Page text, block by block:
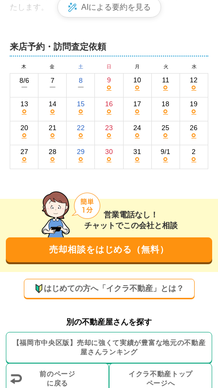
営業電話なし！
チャットでこの会社と相談
売却相談をはじめる（無料）
はじめての方へ「イクラ不動産」とは？
別の不動産屋さんを探す
【福岡市中央区版】 売却に強くて実績が豊富な地元の不動産
屋さんランキング
前のページ
に戻る
イクラ不動産トップ
ページへ
来店予約・訪問査定依頼
木 金 土 日 月 火 水
8/6
ー
7
ー
8
ー
9
○
10
○
11
○
12
○
13
○
14
○
15
○
16
○
17
○
18
○
19
○
20
○
21
○
22
○
23
○
24
○
25
○
26
○
27
○
28
○
29
○
30
○
31
○
9/1
○
2
○
たします。
気ですので、お気軽にお問い合わせください。親身な対
応をお約束いたします。
株式会社ライズグループ　集客方法と売却活動
の強み
弊社では、多様な媒体を駆使して売却活動を展開してい
ます。物件情報は、一般の不動産ポータルサイトのat ho
meに掲載するほか、Facebook、Twitter、YouTubeなど
のSNSも活用し、幅広い購入層へアプローチしていま
す。
ン経営成功のポイントなど、詳細な解説を加えること
で、購入検討者の関心を高める工夫をしています。
さらに、お取引いただいた方々から新規のご紹介をいた
だける信頼関係を築いている点も、お客様第一主義で地
域密着営業を続けている弊社ならではの強みです。
買取にも対応！！確かな実績と豊富な経験で希
望の売却実現を目指します
主様のニーズにマッチした売却方法をご提案いたします
ので、すぐに現金化を希望される場合や周囲に知られず
に売却したい場合なども安心してご相談いただけます。
不動産売却において弊社が重視しているのは、売主様の
大切な不動産を少しでも高く売ることです。むずかしい
AIによる要約を見る